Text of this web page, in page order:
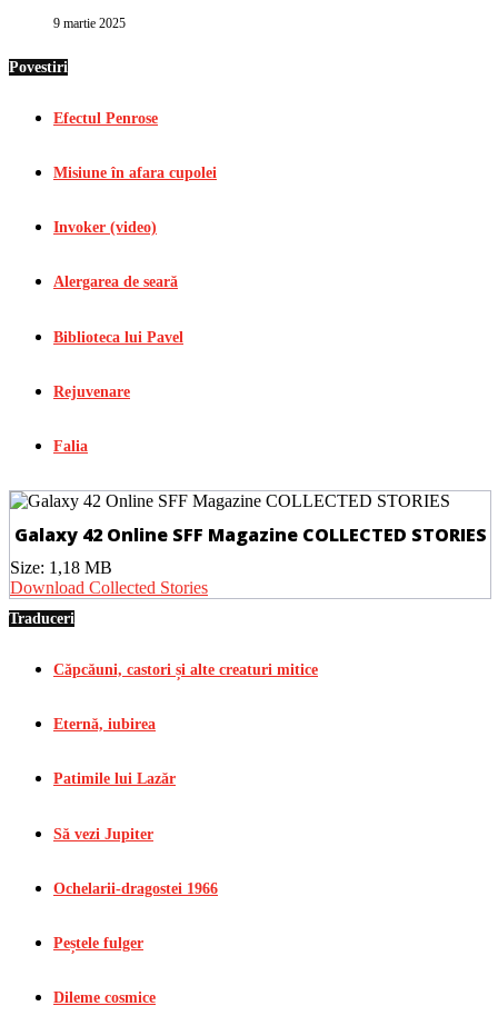
9 martie 2025
Povestiri
Efectul Penrose
Misiune în afara cupolei
Invoker (video)
Alergarea de seară
Biblioteca lui Pavel
Rejuvenare
Falia
Galaxy 42 Online SFF Magazine COLLECTED STORIES
Size: 1,18 MB
Download Collected Stories
Traduceri
Căpcăuni, castori și alte creaturi mitice
Eternă, iubirea
Patimile lui Lazăr
Să vezi Jupiter
Ochelarii-dragostei 1966
Peștele fulger
Dileme cosmice